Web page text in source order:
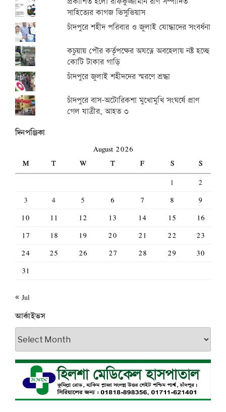
সাহিত্যের কাগজ ভিসুভিয়াস
চাঁদপুরে শহীদ পরিবার ও জুলাই যোদ্ধাদের সংবর্ধনা
কচুয়ায় পৌর কর্তৃপক্ষের অযত্নে অবহেলায় নষ্ট হচ্ছে
কোটি টাকার গাড়ি
চাঁদপুরে জুলাই শহীদদের স্মরণে শ্রদ্ধা
চাঁদপুরে বাস-অটোরিকশা মুখোমুখি সংঘর্ষে প্রাণ
গেল যাত্রীর, আহত ৩
দিনপঞ্জিকা
August 2026
M
T W T F S
S
1
2
3
4 5 6 7 8
9
10
11 12 13 14 15
16
17
18 19 20 21 22
23
24
25 26 27 28 29
30
31
« Jul
আর্কাইভস
আর্কাইভস